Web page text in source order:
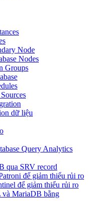
Node
Nodes
Groups
dữ liệu
Query Analytics
qua SRV record
để giảm thiểu rủi ro
để giảm thiểu rủi ro
MariaDB bằng